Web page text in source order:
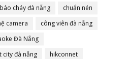
cháy đà nẵng
chuẩn nén
camera
công viên đà nẵng
Đà Nẵng
city đà nẵng
hikconnet